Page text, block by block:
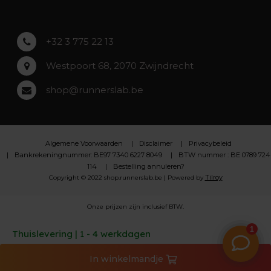
Thuislevering | 1 - 4 werkdagen
In winkelmandje
+32 3 775 22 13
Westpoort 68, 2070 Zwijndrecht
shop@runnerslab.be
Algemene Voorwaarden Disclaimer
Privacybeleid
Bankrekeningnummer: BE97 7340 6227 8049
BTW nummer : BE 0789 724
114
Bestelling annuleren?
Copyright © 2022 shop.runnerslab.be | Powered by Tilroy
Onze prijzen zijn inclusief BTW.